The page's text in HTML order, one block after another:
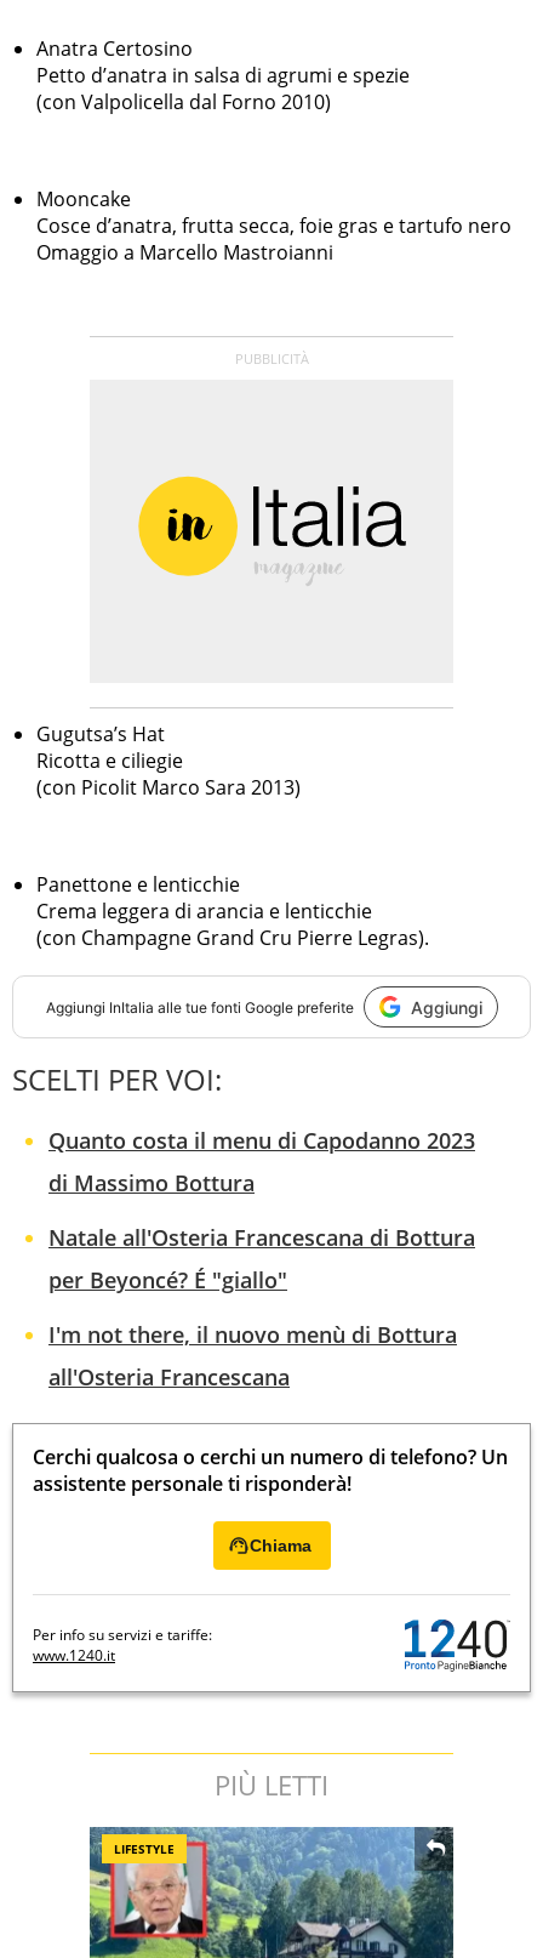
Anatra Certosino
Petto d’anatra in salsa di agrumi e spezie
(con Valpolicella dal Forno 2010)
Mooncake
Cosce d’anatra, frutta secca, foie gras e tartufo nero
Omaggio a Marcello Mastroianni
Gugutsa’s Hat
Ricotta e ciliegie
(con Picolit Marco Sara 2013)
Panettone e lenticchie
Crema leggera di arancia e lenticchie
(con Champagne Grand Cru Pierre Legras).
Aggiungi InItalia alle tue fonti Google preferite Aggiungi
SCELTI PER VOI:
Quanto costa il menu di Capodanno 2023
di Massimo Bottura
Natale all'Osteria Francescana di Bottura
per Beyoncé? É "giallo"
I'm not there, il nuovo menù di Bottura
all'Osteria Francescana
Cerchi qualcosa o cerchi un numero di telefono? Un
assistente personale ti risponderà!
Chiama
Per info su servizi e tariffe:
www.1240.it
PIÙ LETTI
LIFESTYLE